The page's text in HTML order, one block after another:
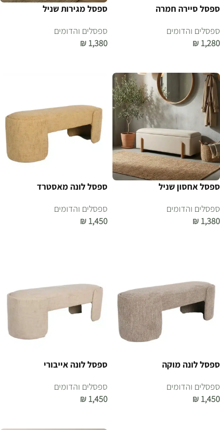
ספסל סיירה חמרה
ספסלים והדומים
₪ 1,280
ספסל מגירות שניל
ספסלים והדומים
₪ 1,380
ספסל אחסון שניל
ספסלים והדומים
₪ 1,380
ספסל לונה מאסטרד
ספסלים והדומים
₪ 1,450
ספסל לונה מוקה
ספסלים והדומים
₪ 1,450
ספסל לונה אייבורי
ספסלים והדומים
₪ 1,450